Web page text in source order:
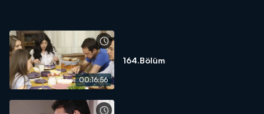
00:16:56
164.Bölüm